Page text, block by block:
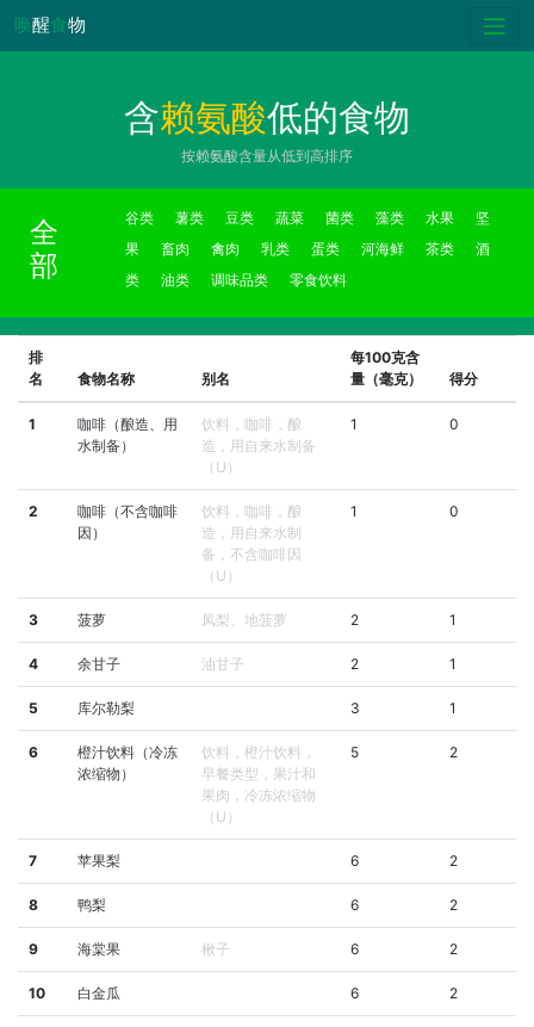
唤醒食物
含赖氨酸低的食物
按赖氨酸含量从低到高排序
全
部
谷类 薯类 豆类 蔬菜 菌类 藻类 水果
坚
果
畜肉 禽肉 乳类 蛋类 河海鲜 茶类
酒
类
油类 调味品类 零食饮料
排
名
食物名称 别名
每100克含
量（毫克）
得分
1
咖啡（酿造、用
水制备）
饮料，咖啡，酿
造，用自来水制备
（U）
1 0
2
咖啡（不含咖啡
因）
饮料，咖啡，酿
造，用自来水制
备，不含咖啡因
（U）
1 0
3 菠萝 凤梨、地菠萝 2 1
4 余甘子 油甘子 2 1
5 库尔勒梨 3 1
6
橙汁饮料（冷冻
浓缩物）
饮料，橙汁饮料，
早餐类型，果汁和
果肉，冷冻浓缩物
（U）
5 2
7 苹果梨 6 2
8 鸭梨 6 2
9 海棠果 楸子 6 2
10 白金瓜 6 2